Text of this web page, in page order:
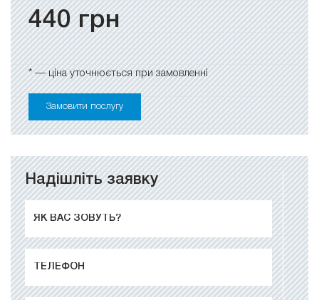
440грн
* — ціна уточнюється при замовленні
Замовити послугу
Надішліть заявку